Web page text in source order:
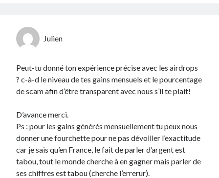
Julien
Peut-tu donné ton expérience précise avec les airdrops
? c-à-d le niveau de tes gains mensuels et le pourcentage
de scam afin d’être transparent avec nous s’il te plait!
D’avance merci.
Ps : pour les gains générés mensuellement tu peux nous
donner une fourchette pour ne pas dévoiller l’exactitude
car je sais qu’en France, le fait de parler d’argent est
tabou, tout le monde cherche à en gagner mais parler de
ses chiffres est tabou (cherche l’errerur).